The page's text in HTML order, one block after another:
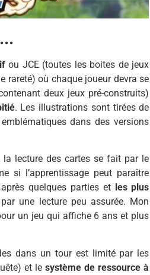
ou JCE (toutes les boites de jeux
rareté) où chaque joueur devra se
deux jeux pré-construits)
. Les illustrations sont tirées de
dans des versions
la lecture des cartes se fait par le
si l’apprentissage peut paraître
quelques parties et les plus
une lecture peu assurée. Mon
un jeu qui affiche 6 ans et plus
dans un tour est limité par les
et lesystème de ressource à